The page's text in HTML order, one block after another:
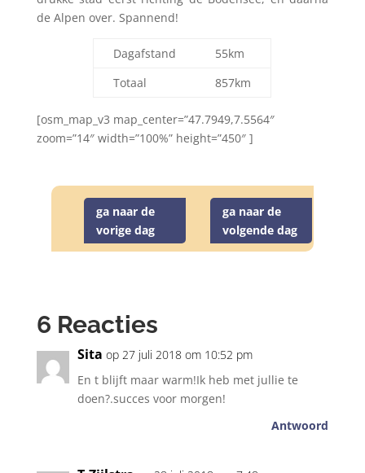
de Alpen over. Spannend!
Dagafstand
55km
Totaal
857km
[osm_map_v3 map_center=”47.7949,7.5564″
zoom=”14″ width=”100%” height=”450″ ]
ga naar de
vorige dag
ga naar de
volgende dag
6 Reacties
Sita op 27 juli 2018 om 10:52 pm
En t blijft maar warm!Ik heb met jullie te
doen?.succes voor morgen!
Antwoord